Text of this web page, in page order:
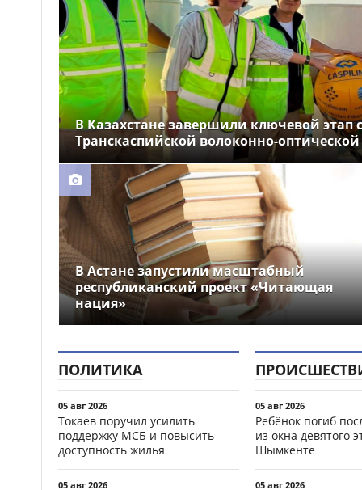
устроили праздник для
крокодила
12:26
Почти 12 тысяч км
электросетей отремонтировали
в Казахстане
В Казахстане завершили ключевой этап
Транскаспийской волоконно-
В Астане запустили масштабный
республиканский проект «Читающая
нация»
ПОЛИТИКА
05 авг 2026
Токаев поручил усилить
поддержку МСБ и повысить
доступность жилья
05 авг 2026
05 авг 2026
Ребёнок погиб
из окна девятого
Шымкенте
05 авг 2026